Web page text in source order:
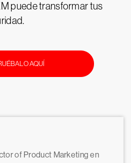
puede transformar tus
AQUÍ
of Product Marketing en